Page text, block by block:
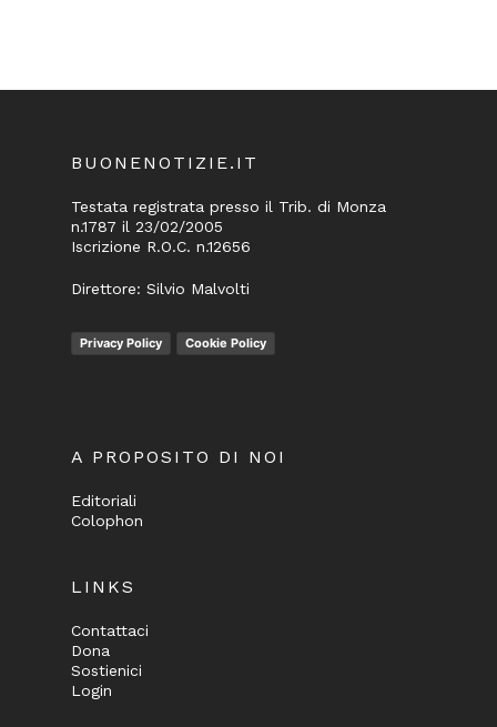
BUONENOTIZIE.IT
Testata registrata presso il Trib. di Monza
n.1787 il 23/02/2005
Iscrizione R.O.C. n.12656
Direttore: Silvio Malvolti
Privacy Policy Cookie Policy
A PROPOSITO DI NOI
Editoriali
Colophon
LINKS
Contattaci
Dona
Sostienici
Login